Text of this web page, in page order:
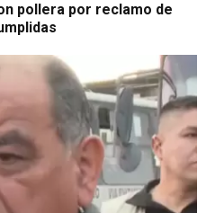
pollera por reclamo de